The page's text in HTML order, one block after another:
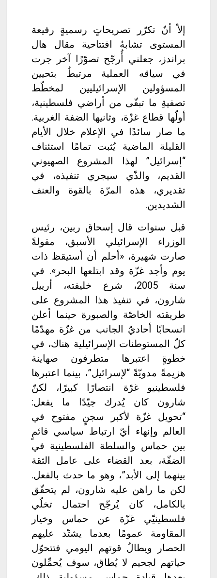
إلاّ أنّ تكرّر تصريحاتٍ رسميةٍ رفيعة
المستوى تشابهُ افتتاحية مقال هال
براندز، جعلني أُرجّح تصوّرًا آخر جرت
في سياقه العملية مرتبطٌ بتحيين
المسؤولين الإسرائيليين لمخطّط
تصفيةِ ما تبقّى من أراضي فلسطينية،
أولّها قطاع غزّة، وثانيها الضفة الغربية.
ما صار سائدًا في الإعلام خلال الأيام
القليلة الماضية يُثبت تمامًا استئناف
“إسرائيل” لهذا المشروع الصهيوني
القديم، والذّي سيجري تنفيذه، في
تقديري، هذه المرّة بالقوة والعنف
الشديدين.
قبل سنوات قال إسحاق ربين، رئيس
الوزراء الإسرائيلي الأسبق، مقولةً
صارت شهيرة، «أحلم أن أستيقظ ذات
يوم وأجد غزّة وقد ابتلعها البحر». في
سنة 2005، شرع خليفته، أرييل
شارون، في تنفيذ هذا المشروع على
طريقته الخاصّة والصبورة حينما أعلن
انسحابًا أحاديّ الجانب من غزّة مهدّمًا
كلّ المستوطنات الإسرائيلية هناك، في
خطوةٍ اعتبرها متطرفون صهاينة
هزيمةً مدويّةً “لإسرائيل”، بينما اعتبرها
فلسطينيو غرّة انتصارًا كبيرًا، لكنّ
شارون كان يُدرك جيّدًا ما يفعل:
“تحويل غزّة لأكبر سجنٍ مفتوح في
العالم وإنهاء أيّ ارتباط سياسي قائمٍ
بين حماس والسلطة الفلسطينية في
الضفّة، بعد القضاء على عامل الثقة
بينهما إلى الأبد”، وهو ما حدث بالفعل.
لكن ما راهن عليه شارون، لم يتحقّق
بالكامل، كان يُرجّح احتمال تخلّي
فلسطينيّي غزّة عن حماس وخيار
المقاومة عمومًا بعدما يشتّد عليهم
الحصار ويطالُ قوتهم اليومي فتتحوّل
حياتهم لجحيم لا يُطاق، سوف يُحمِّلون